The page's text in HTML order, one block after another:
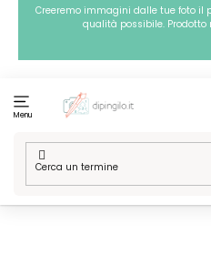
Passa
contenuto
Creeremo immagini dalle tue foto il
qualità possibile. Prodotto
Menu
Casa
/ Il meglio dell'Italia / Pittura
- Verona